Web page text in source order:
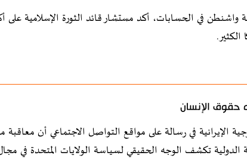
في الحسابات، أكد مستشار قائد الثورة الإسلامية على
حقوق الإنسان
الإيرانية في رسالة على مواقع التواصل الاجتماعي أن
الدولية تكشف الوجه الحقيقي لسياسة الولايات المتحدة في